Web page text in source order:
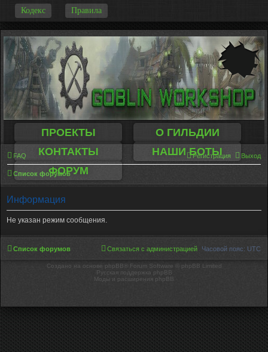
Кодекс Правила
ПРОЕКТЫ
О ГИЛЬДИИ
КОНТАКТЫ
НАШИ БОТЫ
ФОРУМ
FAQ Выход
Регистрация
Список форумов
Информация
Не указан режим сообщения.
Список форумов Часовой пояс: UTC
Связаться с администрацией
Создано на основе phpBB® Forum Software © phpBB Limited
Русская поддержка phpBB
Моды и расширения phpBB